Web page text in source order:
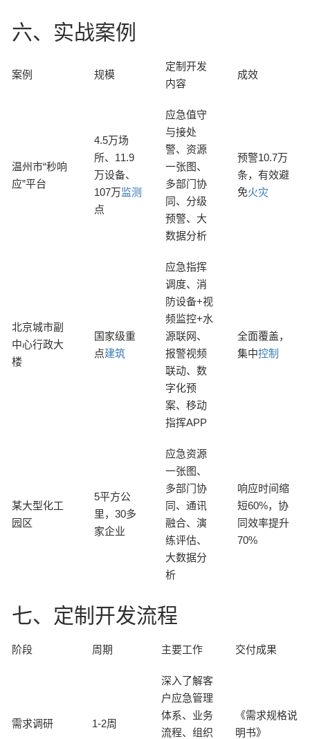
六、实战案例
案例 规模
定制开发
内容
成效
温州市“秒响
应”平台
4.5万场
所、11.9
万设备、
107万监测
点
应急值守
与接处
警、资源
一张图、
多部门协
同、分级
预警、大
数据分析
预警10.7万
条，有效避
免火灾
北京城市副
中心行政大
楼
国家级重
点建筑
应急指挥
调度、消
防设备+视
频监控+水
源联网、
报警视频
联动、数
字化预
案、移动
指挥APP
全面覆盖，
集中控制
某大型化工
园区
5平方公
里，30多
家企业
应急资源
一张图、
多部门协
同、通讯
融合、演
练评估、
大数据分
析
响应时间缩
短60%，协
同效率提升
70%
七、定制开发流程
阶段 周期 主要工作 交付成果
需求调研 1-2周
深入了解客
户应急管理
体系、业务
流程、组织
《需求规格说
明书》